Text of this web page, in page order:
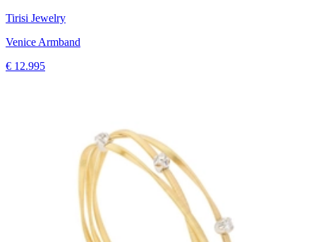
Tirisi Jewelry
Venice Armband
€ 12.995